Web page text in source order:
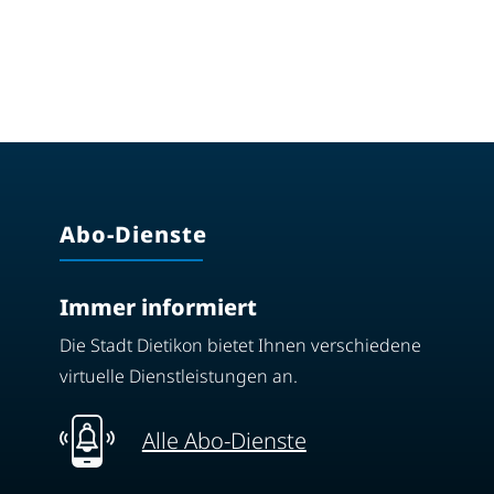
Abo-Dienste
Immer informiert
Die Stadt Dietikon bietet Ihnen verschiedene
virtuelle Dienstleistungen an.
Alle Abo-Dienste